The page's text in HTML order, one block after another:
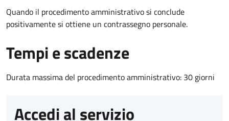
Quando il procedimento amministrativo si conclude
positivamente si ottiene un contrassegno personale.
Tempi e scadenze
Durata massima del procedimento amministrativo: 30 giorni
Accedi al servizio